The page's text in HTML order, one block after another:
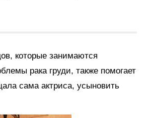
которые занимаются
рака груди, также помогает
сама актриса, усыновить